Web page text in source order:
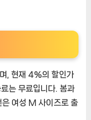
, 현재 4%의 할인가
는 무료입니다. 봄과
은 여성 M 사이즈로 출